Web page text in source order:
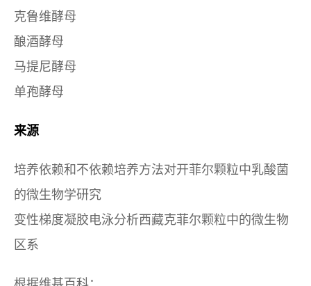
克鲁维酵母
酿酒酵母
马提尼酵母
单孢酵母
来源
培养依赖和不依赖培养方法对开菲尔颗粒中乳酸菌
的微生物学研究
变性梯度凝胶电泳分析西藏克菲尔颗粒中的微生物
区系